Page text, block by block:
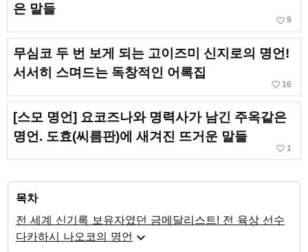
은 말들
favorite_border 9
무심코 두 번 보게 되는 고이즈미 신지로의 명언!
서서히 스며드는 독창적인 어록집
favorite_border 16
[스모 명언] 요코즈나와 명력사가 남긴 주옥같은
명언. 도효(씨름판)에 새겨진 뜨거운 말들
favorite_border 1
목차
전 세계 신기록 보유자였던 금메달리스트! 전 육상 선수
다카하시 나오코의 명언 expand_more